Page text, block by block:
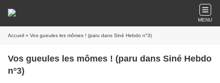
MENU
Accueil » Vos gueules les mômes ! (paru dans Siné Hebdo n°3)
Vos gueules les mômes ! (paru dans Siné Hebdo
n°3)